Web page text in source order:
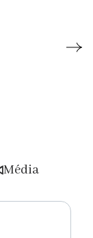
Média